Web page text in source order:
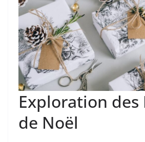
Exploration des
de Noël